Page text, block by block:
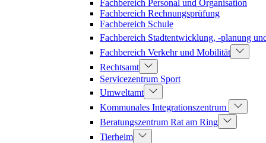
Fachbereich Personal und Organisation
Fachbereich Rechnungsprüfung
Fachbereich Schule
Fachbereich Stadtentwicklung, -planung
Fachbereich Verkehr und Mobilität
Rechtsamt
Servicezentrum Sport
Umweltamt
Kommunales Integrationszentrum
Beratungszentrum Rat am Ring
Tierheim